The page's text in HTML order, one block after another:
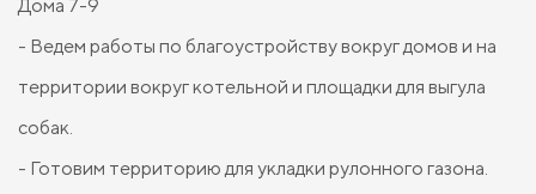
Дома 7-9
- Ведем работы по благоустройству вокруг домов и на
территории вокруг котельной и площадки для выгула
собак.
- Готовим территорию для укладки рулонного газона.